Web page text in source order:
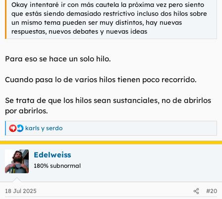
Okay intentaré ir con más cautela la próxima vez pero siento
que estás siendo demasiado restrictivo incluso dos hilos sobre
un mismo tema pueden ser muy distintos, hay nuevas
respuestas, nuevos debates y nuevas ideas
Para eso se hace un solo hilo.
Cuando pasa lo de varios hilos tienen poco recorrido.
Se trata de que los hilos sean sustanciales, no de abrirlos
por abrirlos.
R
e
a
c
i
e
karls y serdo
Edelweiss
180% subnormal
18 Jul 2025 #20